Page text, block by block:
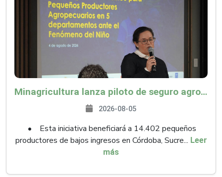
Minagricultura lanza piloto de seguro agropecuario por $9.625 millones para proteger a más de 14.000 pequeños productores contra riesgos del Fenómeno de El Niño
2026-08-05
• Esta iniciativa beneficiará a 14.402 pequeños
productores de bajos ingresos en Córdoba, Sucre... Leer
más